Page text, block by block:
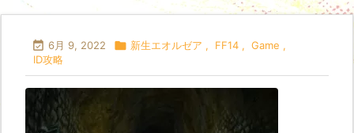
 6月 9, 2022  新生エオルゼア , FF14 , Game ,
ID攻略